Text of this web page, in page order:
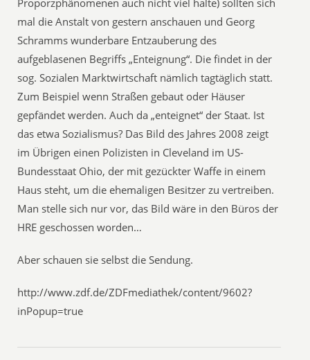
Proporzphänomenen auch nicht viel halte) sollten sich
mal die Anstalt von gestern anschauen und Georg
Schramms wunderbare Entzauberung des
aufgeblasenen Begriffs „Enteignung“. Die findet in der
sog. Sozialen Marktwirtschaft nämlich tagtäglich statt.
Zum Beispiel wenn Straßen gebaut oder Häuser
gepfändet werden. Auch da „enteignet“ der Staat. Ist
das etwa Sozialismus? Das Bild des Jahres 2008 zeigt
im Übrigen einen Polizisten in Cleveland im US-
Bundesstaat Ohio, der mit gezückter Waffe in einem
Haus steht, um die ehemaligen Besitzer zu vertreiben.
Man stelle sich nur vor, das Bild wäre in den Büros der
HRE geschossen worden…
Aber schauen sie selbst die Sendung.
http://www.zdf.de/ZDFmediathek/content/9602?
inPopup=true